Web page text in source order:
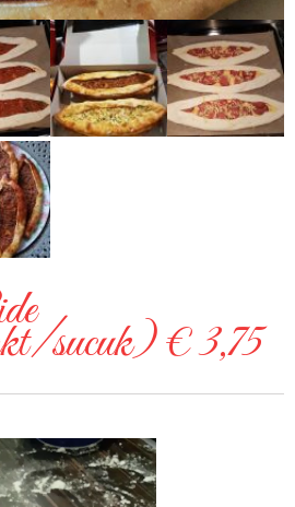
sucuk) € 3,75